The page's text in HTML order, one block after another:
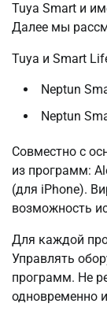
Tuya Smart и
Далее мы
Tuya и Smart
Neptun
Neptun
Совместно с
из программ:
(для iPhone).
возможность
Для каждой
Управлять
программ. Не
одновременно